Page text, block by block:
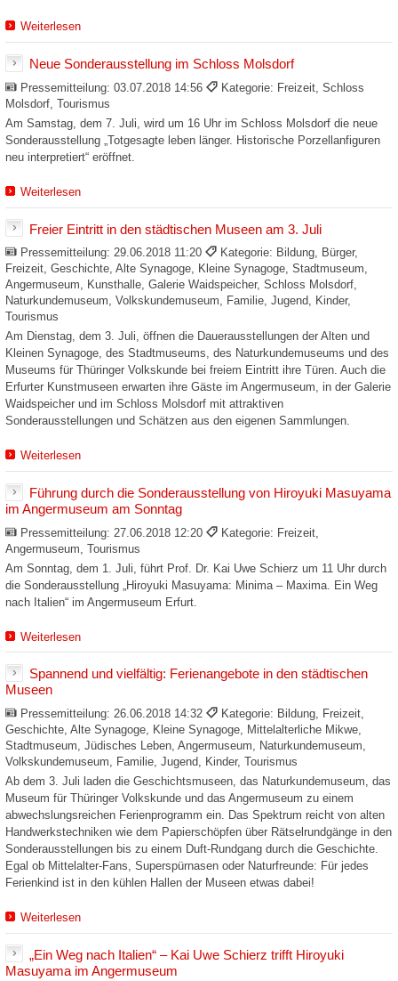
Weiterlesen
Neue Sonderausstellung im Schloss Molsdorf
Pressemitteilung: 03.07.2018 14:56
Kategorie: Freizeit, Schloss
Molsdorf, Tourismus
Am Samstag, dem 7. Juli, wird um 16 Uhr im Schloss Molsdorf die neue
Sonderausstellung „Totgesagte leben länger. Historische Porzellanfiguren
neu interpretiert“ eröffnet.
Weiterlesen
Freier Eintritt in den städtischen Museen am 3. Juli
Pressemitteilung: 29.06.2018 11:20
Kategorie: Bildung, Bürger,
Freizeit, Geschichte, Alte Synagoge, Kleine Synagoge, Stadtmuseum,
Angermuseum, Kunsthalle, Galerie Waidspeicher, Schloss Molsdorf,
Naturkundemuseum, Volkskundemuseum, Familie, Jugend, Kinder,
Tourismus
Am Dienstag, dem 3. Juli, öffnen die Dauerausstellungen der Alten und
Kleinen Synagoge, des Stadtmuseums, des Naturkundemuseums und des
Museums für Thüringer Volkskunde bei freiem Eintritt ihre Türen. Auch die
Erfurter Kunstmuseen erwarten ihre Gäste im Angermuseum, in der Galerie
Waidspeicher und im Schloss Molsdorf mit attraktiven
Sonderausstellungen und Schätzen aus den eigenen Sammlungen.
Weiterlesen
Führung durch die Sonderausstellung von Hiroyuki Masuyama
im Angermuseum am Sonntag
Pressemitteilung: 27.06.2018 12:20
Kategorie: Freizeit,
Angermuseum, Tourismus
Am Sonntag, dem 1. Juli, führt Prof. Dr. Kai Uwe Schierz um 11 Uhr durch
die Sonderausstellung „Hiroyuki Masuyama: Minima – Maxima. Ein Weg
nach Italien“ im Angermuseum Erfurt.
Weiterlesen
Spannend und vielfältig: Ferienangebote in den städtischen
Museen
Pressemitteilung: 26.06.2018 14:32
Kategorie: Bildung, Freizeit,
Geschichte, Alte Synagoge, Kleine Synagoge, Mittelalterliche Mikwe,
Stadtmuseum, Jüdisches Leben, Angermuseum, Naturkundemuseum,
Volkskundemuseum, Familie, Jugend, Kinder, Tourismus
Ab dem 3. Juli laden die Geschichtsmuseen, das Naturkundemuseum, das
Museum für Thüringer Volkskunde und das Angermuseum zu einem
abwechslungsreichen Ferienprogramm ein. Das Spektrum reicht von alten
Handwerkstechniken wie dem Papierschöpfen über Rätselrundgänge in den
Sonderausstellungen bis zu einem Duft-Rundgang durch die Geschichte.
Egal ob Mittelalter-Fans, Superspürnasen oder Naturfreunde: Für jedes
Ferienkind ist in den kühlen Hallen der Museen etwas dabei!
Weiterlesen
„Ein Weg nach Italien“ – Kai Uwe Schierz trifft Hiroyuki
Masuyama im Angermuseum